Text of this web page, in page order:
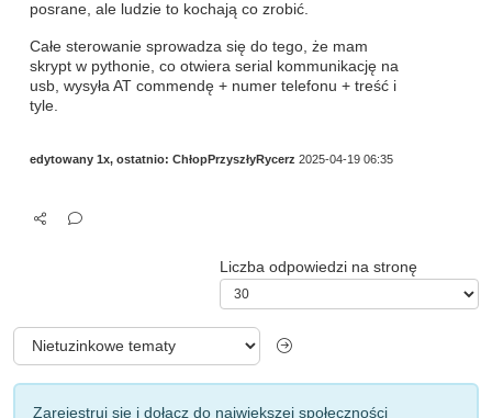
posrane, ale ludzie to kochają co zrobić.
Całe sterowanie sprowadza się do tego, że mam
skrypt w pythonie, co otwiera serial kommunikację na
usb, wysyła AT commendę + numer telefonu + treść i
tyle.
edytowany 1x, ostatnio: ChłopPrzyszłyRycerz 2025-04-19 06:35
Liczba odpowiedzi na stronę
Zarejestruj się i dołącz do największej społeczności